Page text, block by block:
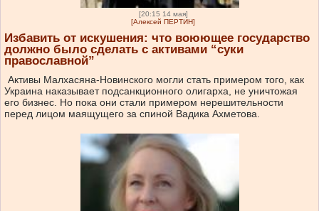
[20:15 14 мая]
[Алексей ПЕРТИН]
Избавить от искушения: что воюющее государство
должно было сделать с активами “суки
православной”
Активы Малхасяна-Новинского могли стать примером того, как
Украина наказывает подсанкционного олигарха, не уничтожая
его бизнес. Но пока они стали примером нерешительности
перед лицом маящущего за спиной Вадика Ахметова.